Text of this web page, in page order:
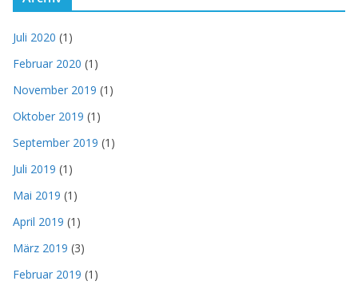
Juli 2020 (1)
Februar 2020 (1)
November 2019 (1)
Oktober 2019 (1)
September 2019 (1)
Juli 2019 (1)
Mai 2019 (1)
April 2019 (1)
März 2019 (3)
Februar 2019 (1)